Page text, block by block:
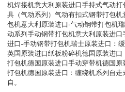
机焊接机意大利原装进口手持式气动
具（气动系列）气动有扣式钢带打包
包机意大利原装进口-气动钢带打包机
动系列手动钢带打包机意大利原装进
进口-手动钢带打包机瑞士原装进口：
英国原装进口纸板粉碎机德国原装进
打包机德国原装进口手动穿带机德国
打包机德国原装进口：缠绕机系列自走
自。